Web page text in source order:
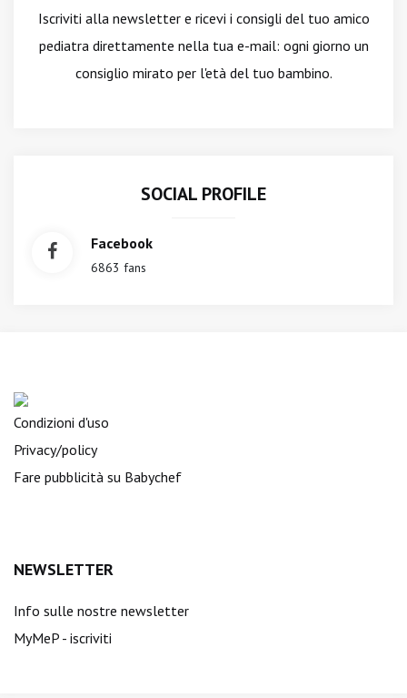
Iscriviti alla newslettere ricevi i consigli del tuo amico
pediatra direttamente nella tua e-mail: ogni giorno un
consiglio mirato per l'età del tuo bambino.
SOCIAL PROFILE
Facebook
6863 fans
Condizioni d'uso
Privacy/policy
Fare pubblicità su Babychef
NEWSLETTER
Info sulle nostre newsletter
MyMeP - iscriviti